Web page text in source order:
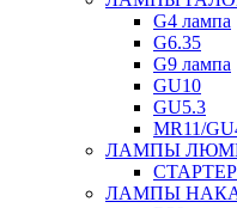
G4 лампа
G6.35
G9 лампа
GU10
GU5.3
MR11/
ЛАМПЫ
ЛАМПЫ